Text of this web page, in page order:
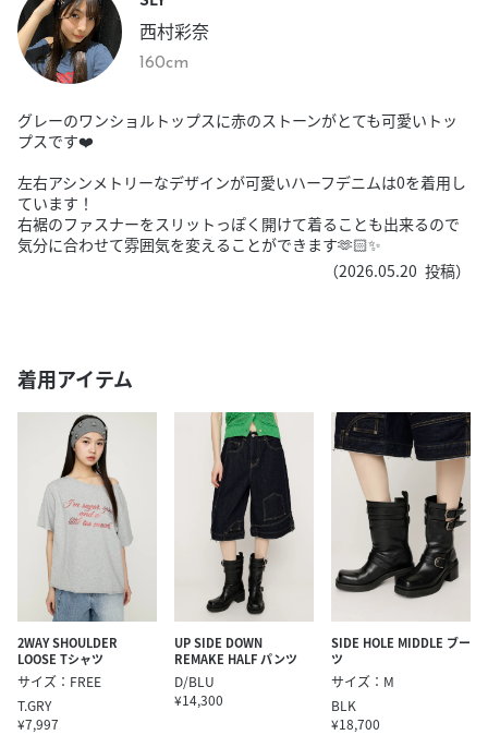
西村彩奈
160cm
グレーのワンショルトップスに赤のストーンがとても可愛いトッ
プスです❤️
左右アシンメトリーなデザインが可愛いハーフデニムは0を着用し
ています！
右裾のファスナーをスリットっぽく開けて着ることも出来るので
気分に合わせて雰囲気を変えることができます🫶🏻✨
（2026.05.20 投稿）
着用アイテム
2WAY SHOULDER
LOOSE Tシャツ
サイズ：FREE
T.GRY
¥7,997
UP SIDE DOWN
REMAKE HALF パンツ
D/BLU
¥14,300
SIDE HOLE MIDDLE ブー
ツ
サイズ：M
BLK
¥18,700